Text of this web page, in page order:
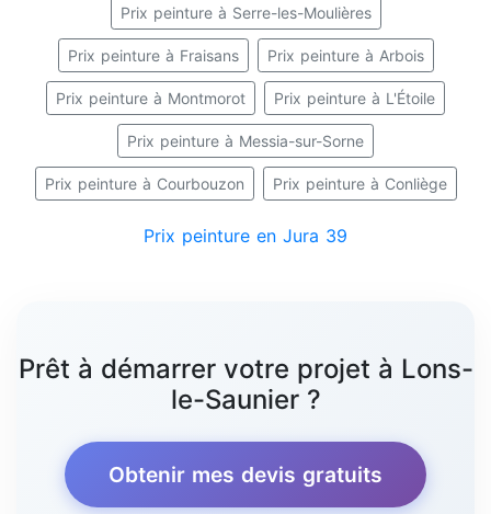
Prix peinture à Serre-les-Moulières
Prix peinture à Fraisans Prix peinture à Arbois
Prix peinture à Montmorot Prix peinture à L'Étoile
Prix peinture à Messia-sur-Sorne
Prix peinture à Courbouzon Prix peinture à Conliège
Prix peinture en Jura 39
Prêt à démarrer votre projet à Lons-
le-Saunier ?
Obtenir mes devis gratuits